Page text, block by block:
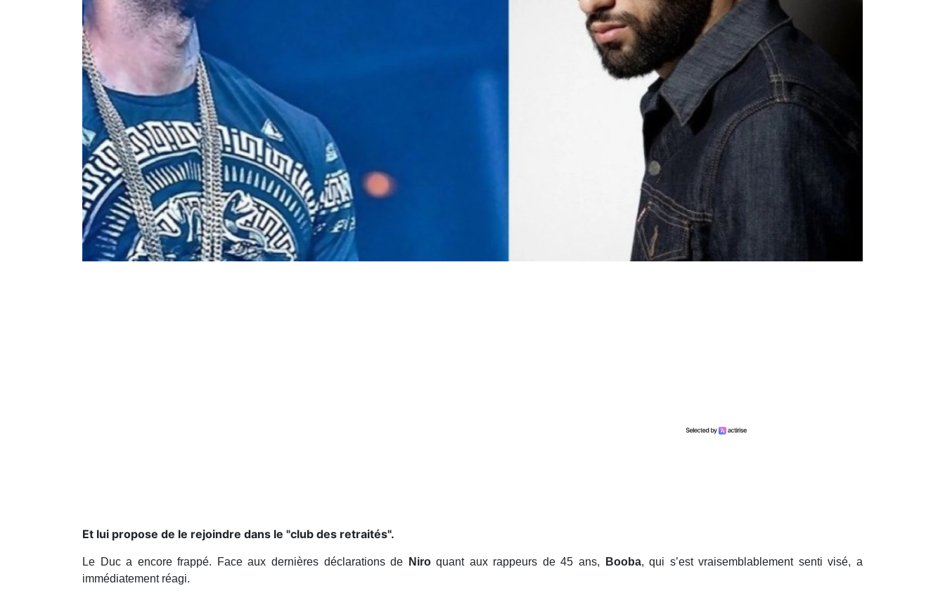
Et lui propose de le rejoindre dans le "club des retraités".
Le Duc a encore frappé. Face aux dernières déclarations de Niroquant aux rappeurs de 45 ans, Booba, qui s’est vraisemblablement senti visé, a
immédiatement réagi.